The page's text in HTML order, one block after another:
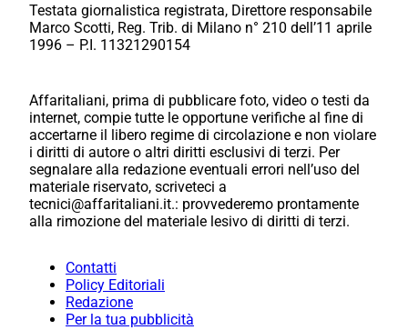
Testata giornalistica registrata, Direttore responsabile
Marco Scotti, Reg. Trib. di Milano n° 210 dell’11 aprile
1996 – P.I. 11321290154
Affaritaliani, prima di pubblicare foto, video o testi da
internet, compie tutte le opportune verifiche al fine di
accertarne il libero regime di circolazione e non violare
i diritti di autore o altri diritti esclusivi di terzi. Per
segnalare alla redazione eventuali errori nell’uso del
materiale riservato, scriveteci a
tecnici@affaritaliani.it.: provvederemo prontamente
alla rimozione del materiale lesivo di diritti di terzi.
Contatti
Policy Editoriali
Redazione
Per la tua pubblicità